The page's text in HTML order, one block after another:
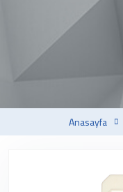
Anasayfa